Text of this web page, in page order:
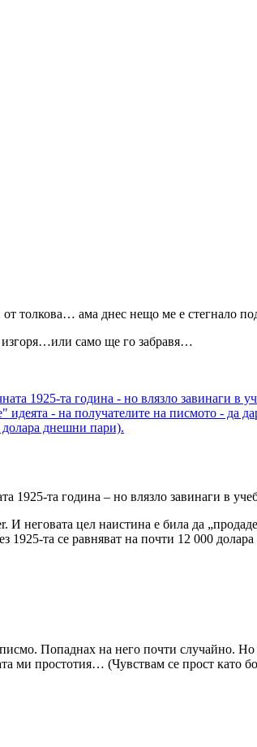
толкова… ама днес нещо ме е стегнало
само ще го забравя…
1925-та година – но влязло завинаги в
неговата цел наистина е била да
1925-та се равняват на почти 12 000
Попаднах на него почти случайно. Но
ми простотия… (Чувствам се прост като